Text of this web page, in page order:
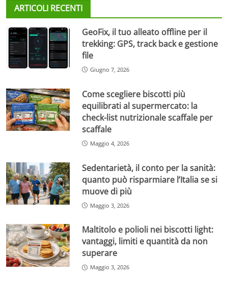
ARTICOLI RECENTI
GeoFix, il tuo alleato offline per il
trekking: GPS, track back e gestione
file
Giugno 7, 2026
Come scegliere biscotti più
equilibrati al supermercato: la
check-list nutrizionale scaffale per
scaffale
Maggio 4, 2026
Sedentarietà, il conto per la sanità:
quanto può risparmiare l’Italia se si
muove di più
Maggio 3, 2026
Maltitolo e polioli nei biscotti light:
vantaggi, limiti e quantità da non
superare
Maggio 3, 2026